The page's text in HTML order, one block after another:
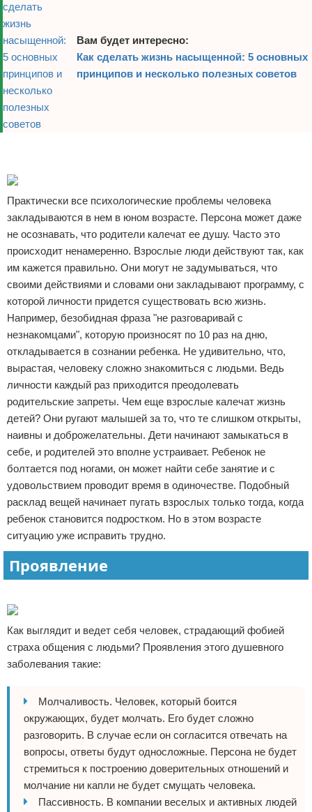
Вам будет интересно:
Как сделать жизнь насыщенной: 5 основных
принципов и несколько полезных советов
Практически все психологические проблемы человека
закладываются в нем в юном возрасте. Персона может даже
не осознавать, что родители калечат ее душу. Часто это
происходит ненамеренно. Взрослые люди действуют так, как
им кажется правильно. Они могут не задумываться, что
своими действиями и словами они закладывают программу, с
которой личности придется существовать всю жизнь.
Например, безобидная фраза "не разговаривай с
незнакомцами", которую произносят по 10 раз на дню,
откладывается в сознании ребенка. Не удивительно, что,
вырастая, человеку сложно знакомиться с людьми. Ведь
личности каждый раз приходится преодолевать
родительские запреты. Чем еще взрослые калечат жизнь
детей? Они ругают малышей за то, что те слишком открыты,
наивны и доброжелательны. Дети начинают замыкаться в
себе, и родителей это вполне устраивает. Ребенок не
болтается под ногами, он может найти себе занятие и с
удовольствием проводит время в одиночестве. Подобный
расклад вещей начинает пугать взрослых только тогда, когда
ребенок становится подростком. Но в этом возрасте
ситуацию уже исправить трудно.
Проявление
Как выглядит и ведет себя человек, страдающий фобией
страха общения с людьми? Проявления этого душевного
заболевания такие:
Молчаливость. Человек, который боится
окружающих, будет молчать. Его будет сложно
разговорить. В случае если он согласится отвечать на
вопросы, ответы будут односложные. Персона не будет
стремиться к построению доверительных отношений и
молчание ни капли не будет смущать человека.
Пассивность. В компании веселых и активных людей